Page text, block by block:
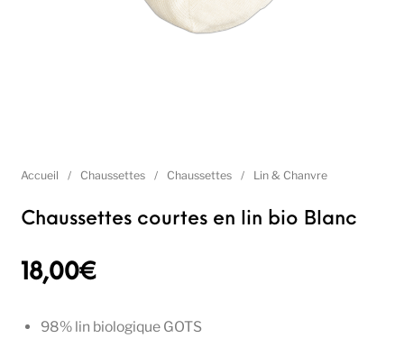
Accueil / Chaussettes / Chaussettes / Lin & Chanvre
Chaussettes courtes en lin bio Blanc
18,00€
98% lin biologique GOTS